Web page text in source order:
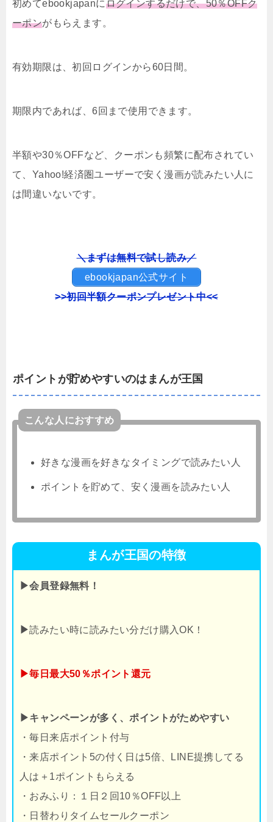
初めてebookjapanにログインするだけで、50％OFFク
ーポンがもらえます。
有効期限は、初回ログインから60日間。
期限内であれば、6回まで使用できます。
半額や30％OFFなど、クーポンも頻繁に配布されてい
て、Yahoo!経済圏ユーザーで安く漫画が読みたい人に
は間違いないです。
＼まずは無料で試し読み／
ebookjapan公式サイト
>>初回半額クーポンプレゼント中<<
ポイントが貯めやすいのはまんが王国
こんな人におすすめ
好きな漫画を好きなタイミングで読みたい人
ポイントを貯めて、安く漫画を読みたい人
まんが王国の特徴
▶会員登録無料！
▶読みたい時に読みたい分だけ購入OK！
▶毎日最大50％ポイント還元
▶キャンペーンが多く、ポイントがためやすい
・毎日来店ポイント付与
・来店ポイント5の付く日は5倍、LINE提携してる
人は＋1ポイントもらえる
・おみふり：１日２回10％OFF以上
・日替わりタイムセールクーポン